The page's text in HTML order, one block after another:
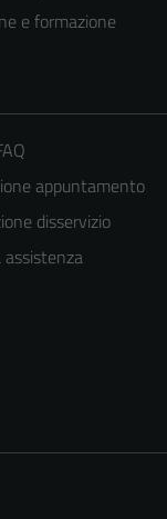
e formazione
appuntamento
disservizio
assistenza